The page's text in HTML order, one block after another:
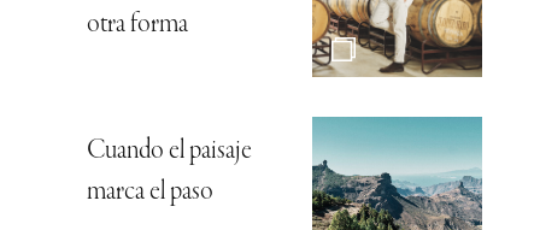
otra forma
Cuando el paisaje
marca el paso